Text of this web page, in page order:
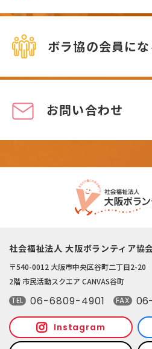
ボラ協の会員にな
お問い合わせ
社会福祉法人 大阪ボランティア協
〒540-0012 大阪市中央区谷町二丁目2-20
2階 市民活動スクエア CANVAS谷町
TEL 06-6809-4901 FAX
Instagram